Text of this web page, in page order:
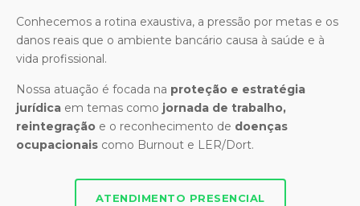
Conhecemos a rotina exaustiva, a pressão por metas e os
danos reais que o ambiente bancário causa à saúde e à
vida profissional.
Nossa atuação é focada na proteção e estratégia
jurídica em temas como jornada de trabalho,
reintegração e o reconhecimento de doenças
ocupacionais como Burnout e LER/Dort.
ATENDIMENTO PRESENCIAL